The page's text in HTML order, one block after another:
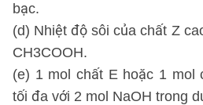
bạc.
(d) Nhiệt độ sôi của chất Z
CH3COOH.
(e) 1 mol chất E hoặc 1 mol
tối đa với 2 mol NaOH trong